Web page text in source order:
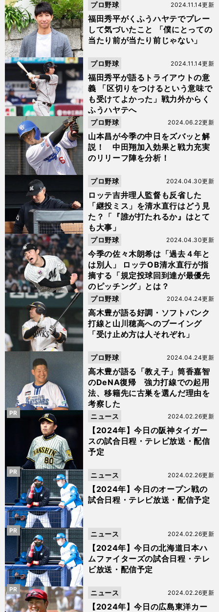
福田秀平がくふうハヤテでプレー
して気づいたこと 「僕にとっての
当たり前が当たり前じゃない」
2024.11.14更新
プロ野球
福田秀平が語るトライアウトの意
義 「区切りをつけるという意味で
も受けてよかった」戦力外からく
ふうハヤテへ
2024.11.14更新
プロ野球
山本昌が今季の中日をズバッと解
説！ 中田翔加入効果と戦力充実
のリリーフ陣を分析！
2024.06.22更新
プロ野球
ロッテ吉井理人監督も反省した
「継投ミス」を清水直行はどう見
た？「『誰が打たれるか』はとて
も大事」
2024.04.30更新
プロ野球
今季の佐々木朗希は「過去４年と
は別人」 ロッテOB清水直行が指
摘する「規定投球回到達が最優先
のピッチング」とは？
2024.04.30更新
プロ野球
高木豊が語る好調・ソフトバンク
打線と山川穂高へのブーイング
「受け止め方は人それぞれ」
2024.04.24更新
プロ野球
高木豊が語る「教え子」筒香嘉智
のDeNA復帰 強力打線での起用
法、移籍先に古巣を選んだ理由を
考察した
2024.04.24更新
プロ野球
【2024年】今日の阪神タイガー
スの試合日程・テレビ放送・配信
予定
2024.02.26更新
ニュース
PR
【2024年】今日のオープン戦の
試合日程・テレビ放送・配信予定
2024.02.26更新
ニュース
PR
【2024年】今日の北海道日本ハ
ムファイターズの試合日程・テレ
ビ放送・配信予定
2024.02.26更新
ニュース
PR
【2024年】今日の広島東洋カー
2024.02.26更新
ニュース
PR